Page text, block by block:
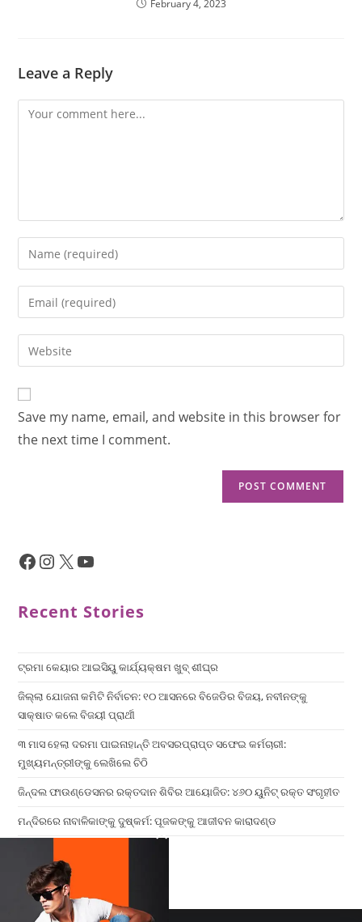
February 4, 2023
Leave a Reply
Save my name, email, and website in this browser for
the next time I comment.
Recent Stories
ଟ୍ରମା କେୟାର ଆଇସିୟୁ କାର୍ଯ୍ୟକ୍ଷମ ଖୁବ୍ ଶୀଘ୍ର
ଜିଲ୍ଲା ଯୋଜନା କମିଟି ନିର୍ବାଚନ: ୧୦ ଆସନରେ ବିଜେଡିର ବିଜୟ, ନବୀନଙ୍କୁ
ସାକ୍ଷାତ କଲେ ବିଜୟୀ ପ୍ରାର୍ଥୀ
୩ ମାସ ହେଲା ଦରମା ପାଇନାହାନ୍ତି ଅବସରପ୍ରାପ୍ତ ସଫେଇ କର୍ମଚାରୀ:
ମୁଖ୍ୟମନ୍ତ୍ରୀଙ୍କୁ ଲେଖିଲେ ଚିଠି
ଜିନ୍ଦଲ ଫାଉଣ୍ଡେସନର ରକ୍ତଦାନ ଶିବିର ଆୟୋଜିତ: ୪୬୦ ୟୁନିଟ୍ ରକ୍ତ ସଂଗୃହୀତ
ମନ୍ଦିରରେ ନାବାଳିକାଙ୍କୁ ଦୁଷ୍କର୍ମ: ପୂଜକଙ୍କୁ ଆଜୀବନ କାରାଦଣ୍ଡ
×